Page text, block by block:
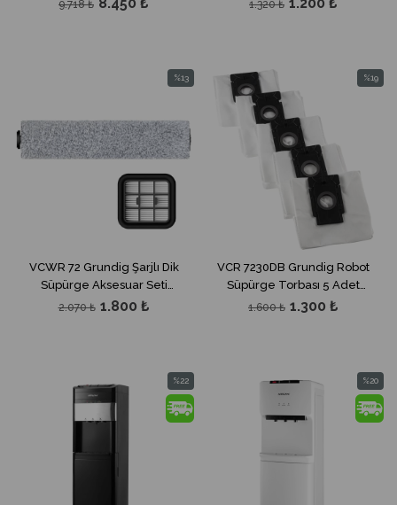
9.718 ₺ 1.320 ₺
VCWR 72 Grundig Şarjlı Dik
Süpürge Aksesuar Seti
(VCW7230)
1.800 ₺
2.070 ₺
%13
VCR 7230DB Grundig Robot
Süpürge Torbası 5 Adet
(VCR7230)
1.300 ₺
1.600 ₺
%19
%22
İndirim
%22İndirim
%20
İndirim